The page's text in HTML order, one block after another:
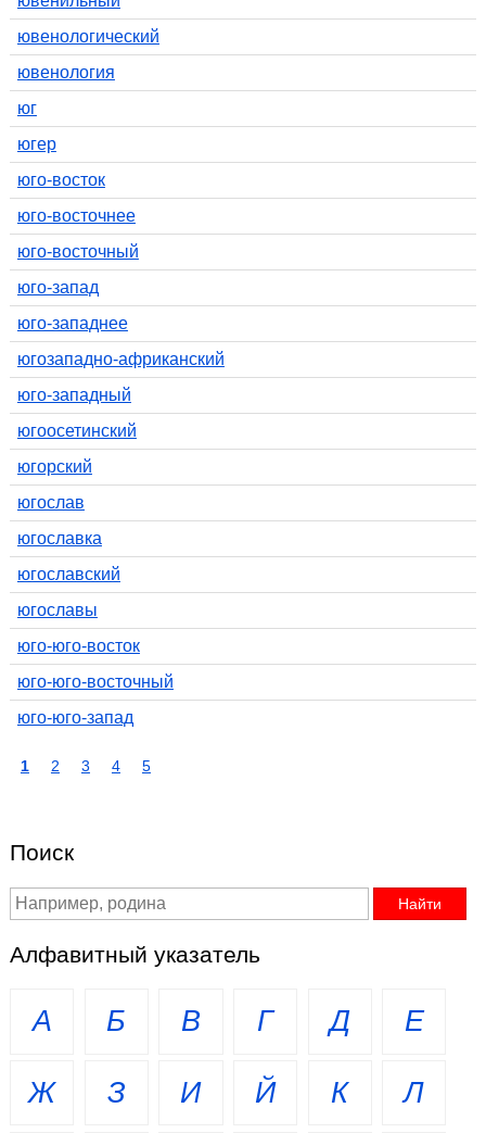
ювенологический
ювенология
юг
югер
юго-восток
юго-восточнее
юго-восточный
юго-запад
юго-западнее
югозападно-африканский
юго-западный
югоосетинский
югорский
югослав
югославка
югославский
югославы
юго-юго-восток
юго-юго-восточный
юго-юго-запад
1 2 3 4 5
Поиск
Алфавитный указатель
А Б В Г Д Е
Ж З И Й К Л